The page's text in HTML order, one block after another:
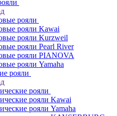
рояли
рояли Kawai
рояли Kurzweil
рояли Pearl River
рояли PIANOVA
рояли Yamaha
рояли
рояли
рояли Kawai
рояли Yamaha